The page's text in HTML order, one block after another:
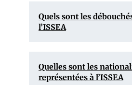
Quels sont les
l’ISSEA
Quelles sont les
représentées à l’ISSEA